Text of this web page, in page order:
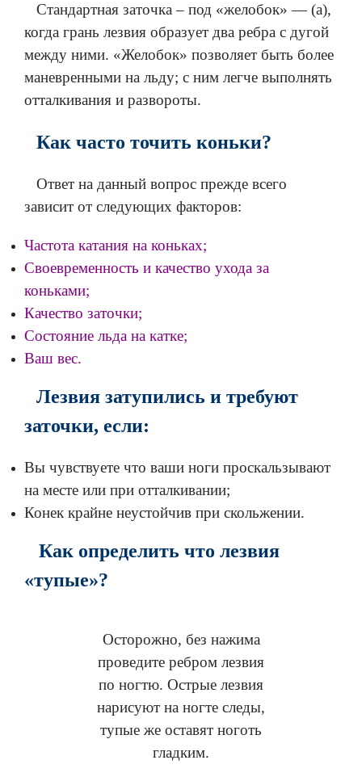
Стандартная заточка – под «желобок» — (a),
когда грань лезвия образует два ребра с дугой
между ними. «Желобок» позволяет быть более
маневренными на льду; с ним легче выполнять
отталкивания и развороты.
Как часто точить коньки?
Ответ на данный вопрос прежде всего
зависит от следующих факторов:
Частота катания на коньках;
Своевременность и качество ухода за
коньками;
Качество заточки;
Состояние льда на катке;
Ваш вес.
Лезвия затупились и требуют
заточки, если:
Вы чувствуете что ваши ноги проскальзывают
на месте или при отталкивании;
Конек крайне неустойчив при скольжении.
Как определить что лезвия
«тупые»?
Осторожно, без нажима
проведите ребром лезвия
по ногтю. Острые лезвия
нарисуют на ногте следы,
тупые же оставят ноготь
гладким.